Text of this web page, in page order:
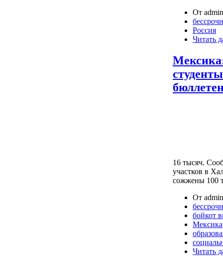
От
Россия
Читать
16 тысяч.
участков в
сожжены 100
От
бойкот
Мексика
Читать